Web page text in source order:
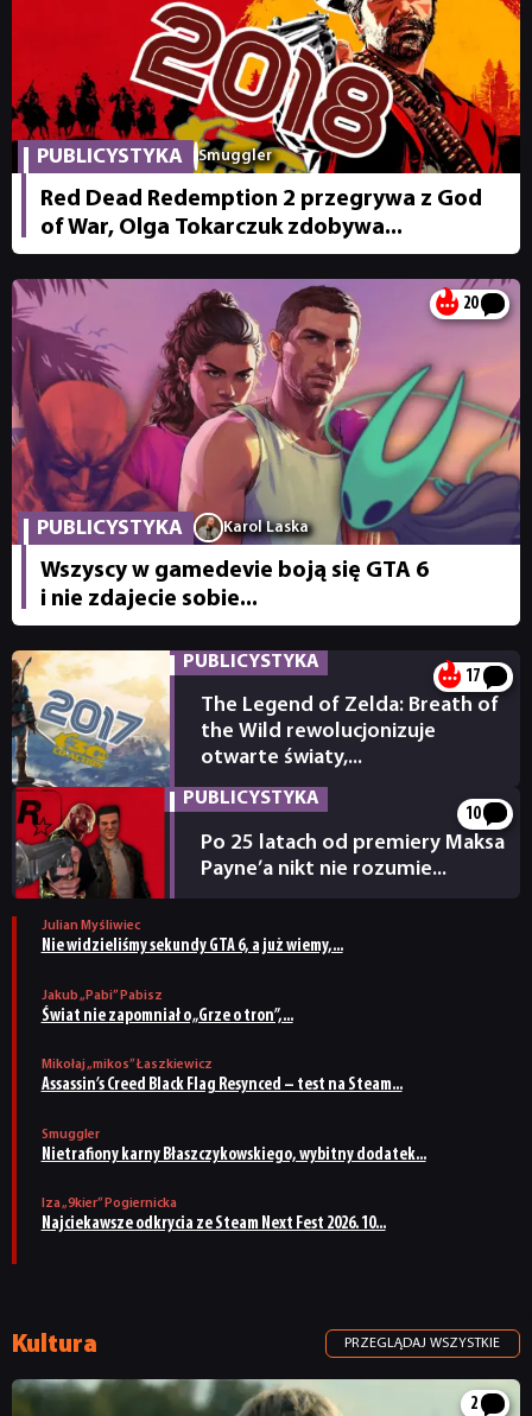
PUBLICYSTYKA Smuggler
Red Dead Redemption 2 przegrywa z God
of War, Olga Tokarczuk zdobywa...
20
PUBLICYSTYKA Karol Laska
Wszyscy w gamedevie boją się GTA 6
i nie zdajecie sobie...
PUBLICYSTYKA
17
The Legend of Zelda: Breath of
the Wild rewolucjonizuje
otwarte światy,...
PUBLICYSTYKA
10
Po 25 latach od premiery Maksa
Payne’a nikt nie rozumie...
Julian Myśliwiec
Nie widzieliśmy sekundy GTA 6, a już wiemy,...
Jakub „Pabi” Pabisz
Świat nie zapomniał o „Grze o tron”,...
Mikołaj „mikos” Łaszkiewicz
Assassin’s Creed Black Flag Resynced – test na Steam...
Smuggler
Nietrafiony karny Błaszczykowskiego, wybitny dodatek...
Iza „9kier” Pogiernicka
Najciekawsze odkrycia ze Steam Next Fest 2026. 10...
Kultura PRZEGLĄDAJ WSZYSTKIE
2